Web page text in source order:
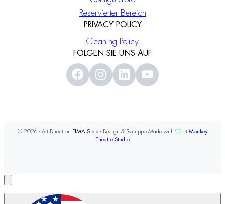
Reservierter Bereich
PRIVACY POLICY
Cleaning Policy
FOLGEN SIE UNS AUF
© 2026 - Art Direction FIMA S.p.a - Design & Sviluppo Made with at Monkey
Theatre Studio